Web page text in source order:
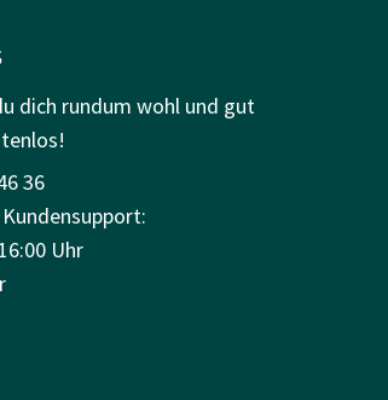
dich rundum wohl und gut
36
Uhr